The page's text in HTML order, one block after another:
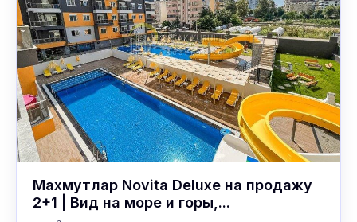
Махмутлар Novita Deluxe на продажу
2+1 | Вид на море и горы,...